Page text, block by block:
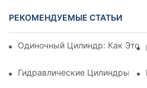
РЕКОМЕНДУЕМЫЕ СТАТЬИ
Одиночный Цилиндр: Как Это
Гидравлические Цилиндры С